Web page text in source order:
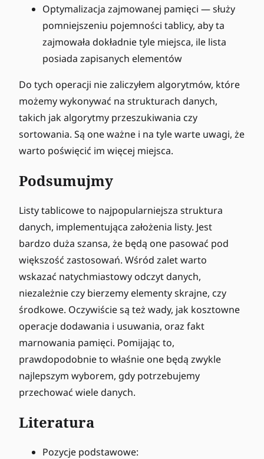
Optymalizacja zajmowanej pamięci — służy
pomniejszeniu pojemności tablicy, aby ta
zajmowała dokładnie tyle miejsca, ile lista
posiada zapisanych elementów
Do tych operacji nie zaliczyłem algorytmów, które
możemy wykonywać na strukturach danych,
takich jak algorytmy przeszukiwania czy
sortowania. Są one ważne i na tyle warte uwagi, że
warto poświęcić im więcej miejsca.
Podsumujmy
Listy tablicowe to najpopularniejsza struktura
danych, implementująca założenia listy. Jest
bardzo duża szansa, że będą one pasować pod
większość zastosowań. Wśród zalet warto
wskazać natychmiastowy odczyt danych,
niezależnie czy bierzemy elementy skrajne, czy
środkowe. Oczywiście są też wady, jak kosztowne
operacje dodawania i usuwania, oraz fakt
marnowania pamięci. Pomijając to,
prawdopodobnie to właśnie one będą zwykle
najlepszym wyborem, gdy potrzebujemy
przechować wiele danych.
Literatura
Pozycje podstawowe: